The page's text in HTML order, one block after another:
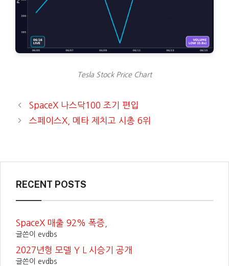
Tesla Stock Price Chart
SpaceX 나스닥100 조기 편입
스페이스X, 메타 제치고 시총 6위
RECENT POSTS
SpaceX 매출 92% 폭증,
글쓴이 evdbs
2027년형 모델 Y L 시승기 공개
글쓴이 evdbs